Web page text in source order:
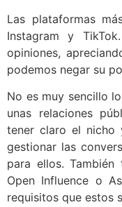
Las plataformas
Instagram y
opiniones,
podemos negar su
No es muy sencillo
unas relaciones
tener claro el nicho
gestionar las
para ellos.
Open Influence o
requisitos que estos